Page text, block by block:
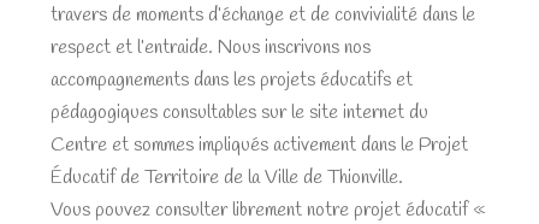
travers de moments d’échange et de convivialité dans le
respect et l’entraide. Nous inscrivons nos
accompagnements dans les projets éducatifs et
pédagogiques consultables sur le site internet du
Centre et sommes impliqués activement dans le Projet
Éducatif de Territoire de la Ville de Thionville.
Vous pouvez consulter librement notre projet éducatif «